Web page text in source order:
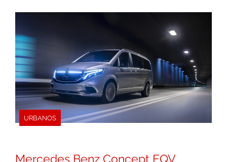
URBANOS
Mercedes Benz Concept EQV